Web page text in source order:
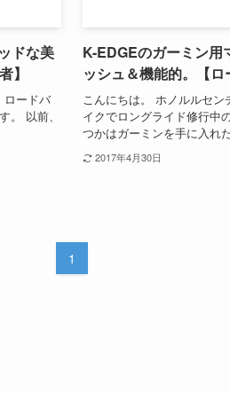
ドな美
】
ロードバ
。 以前、
K-EDGEのガーミン用
ッシュ＆機能的。【ロ
こんにちは。 ホノルルセ
イクでロングライド修行中
つかはガーミンを手に入れ
2017年4月30日
1